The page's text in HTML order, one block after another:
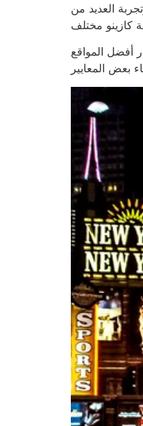
صفحاتنا، وتجربة العديد من
أفضل المواقع